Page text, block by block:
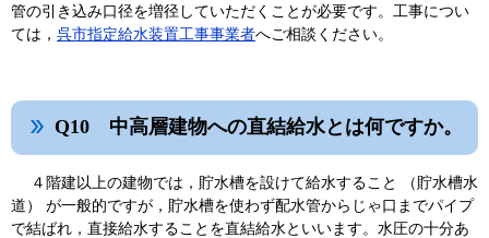
管の引き込み口径を増径していただくことが必要です。工事につい
ては， 呉市指定給水装置工事事業者へご相談ください。
Q10 中高層建物への直結給水とは何ですか。
４階建以上の建物では，貯水槽を設けて給水すること （貯水槽水
道） が一般的ですが，貯水槽を使わず配水管からじゃ口までパイプ
で結ばれ，直接給水することを直結給水といいます。水圧の十分あ